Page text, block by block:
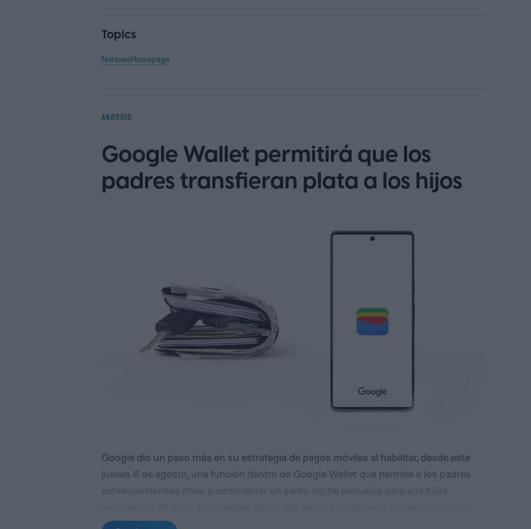
Topics
NoticiasHomepage
ANDROID
Google Wallet permitirá que los
padres transfieran plata a los hijos
Google dio un paso más en su estrategia de pagos móviles al habilitar, desde este
jueves 6 de agosto, una función dentro de Google Wallet que permite a los padres
en el que muchas familias buscan enseñar a los más jóvenes a manejar su propio